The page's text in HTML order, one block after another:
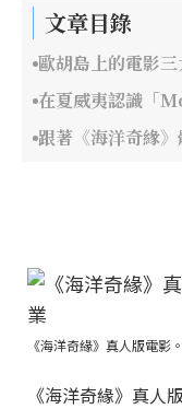
文章目錄
歐胡島上的電影
在夏威夷認識「
跟著《海洋奇緣
《海洋奇緣》真人版電影
《海洋奇緣》真人